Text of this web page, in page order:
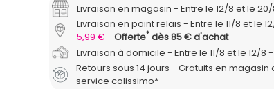
Livraison en magasin Entre le 12/8 et le
Livraison en point relais
Entre le 11/8 et le
5,99 €
Offerte*dès 85 € d'achat
Livraison à domicile
Entre le 11/8 et le 12/8
Retours sous 14 jours - Gratuits en magasin
service colissimo*